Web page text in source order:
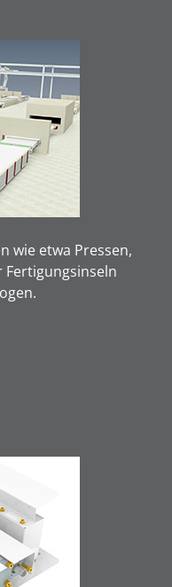
wie etwa Pressen,
Fertigungsinseln